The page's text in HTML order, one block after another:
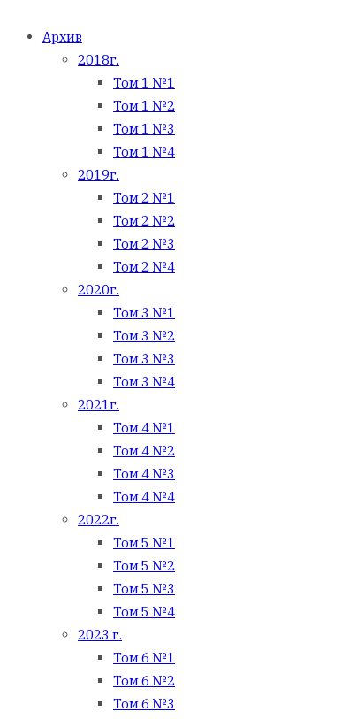
Архив
2018г.
Том 1 №1
Том 1 №2
Том 1 №3
Том 1 №4
2019г.
Том 2 №1
Том 2 №2
Том 2 №3
Том 2 №4
2020г.
Том 3 №1
Том 3 №2
Том 3 №3
Том 3 №4
2021г.
Том 4 №1
Том 4 №2
Том 4 №3
Том 4 №4
2022г.
Том 5 №1
Том 5 №2
Том 5 №3
Том 5 №4
2023 г.
Том 6 №1
Том 6 №2
Том 6 №3